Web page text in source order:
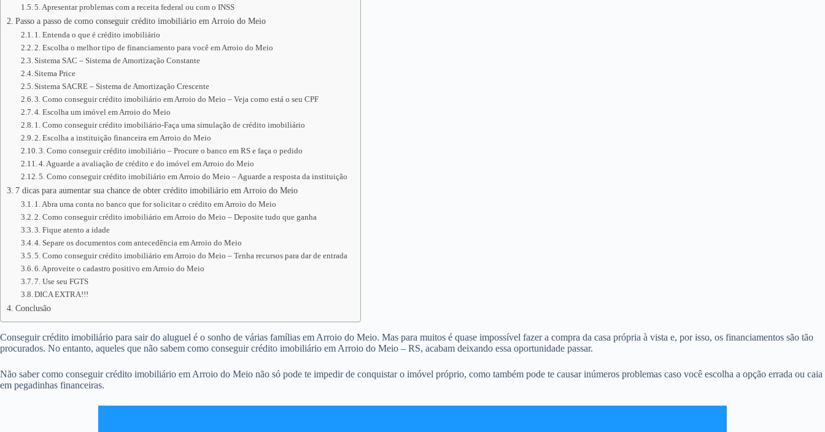
5. Apresentar problemas com a receita federal ou com o INSS
Passo a passo de como conseguir crédito imobiliário em Arroio do Meio
1. Entenda o que é crédito imobiliário
2. Escolha o melhor tipo de financiamento para você em Arroio do Meio
Sistema SAC – Sistema de Amortização Constante
Sitema Price
Sistema SACRE – Sistema de Amortização Crescente
3. Como conseguir crédito imobiliário em Arroio do Meio – Veja como está o seu CPF
4. Escolha um imóvel em Arroio do Meio
1. Como conseguir crédito imobiliário-Faça uma simulação de crédito imobiliário
2. Escolha a instituição financeira em Arroio do Meio
3. Como conseguir crédito imobiliário – Procure o banco em RS e faça o pedido
4. Aguarde a avaliação de crédito e do imóvel em Arroio do Meio
5. Como conseguir crédito imobiliário em Arroio do Meio – Aguarde a resposta da instituição
7 dicas para aumentar sua chance de obter crédito imobiliário em Arroio do Meio
1. Abra uma conta no banco que for solicitar o crédito em Arroio do Meio
2. Como conseguir crédito imobiliário em Arroio do Meio – Deposite tudo que ganha
3. Fique atento a idade
4. Separe os documentos com antecedência em Arroio do Meio
5. Como conseguir crédito imobiliário em Arroio do Meio – Tenha recursos para dar de entrada
6. Aproveite o cadastro positivo em Arroio do Meio
7. Use seu FGTS
DICA EXTRA!!!
Conclusão
Conseguir crédito imobiliário para sair do aluguel é o sonho de várias famílias em Arroio do Meio. Mas para muitos é quase impossível fazer a compra da casa própria à vista e, por isso, os financiamentos são tão
procurados. No entanto, aqueles que não sabem como conseguir crédito imobiliário em Arroio do Meio – RS, acabam deixando essa oportunidade passar.
Não saber como conseguir crédito imobiliário em Arroio do Meio não só pode te impedir de conquistar o imóvel próprio, como também pode te causar inúmeros problemas caso você escolha a opção errada ou caia
em pegadinhas financeiras.